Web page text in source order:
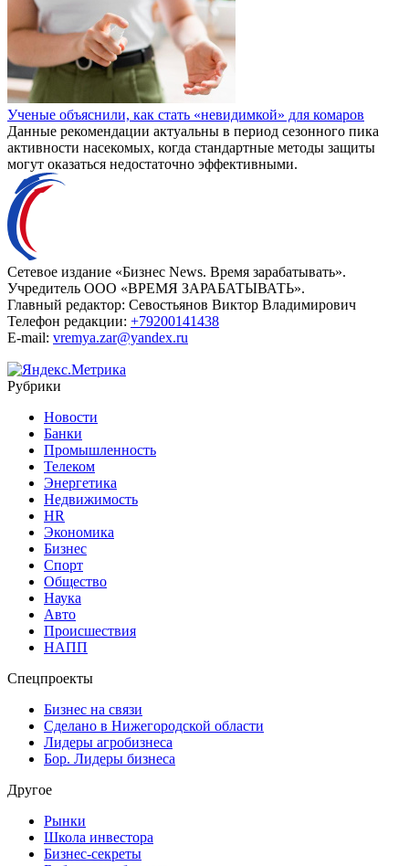
Ученые объяснили, как стать «невидимкой» для комаров
Данные рекомендации актуальны в период сезонного пика
активности насекомых, когда стандартные методы защиты
могут оказаться недостаточно эффективными.
Сетевое издание «Бизнес News. Время зарабатывать».
Учредитель ООО «ВРЕМЯ ЗАРАБАТЫВАТЬ».
Главный редактор: Севостьянов Виктор Владимирович
Телефон редакции: +79200141438
E-mail: vremya.zar@yandex.ru
Рубрики
Новости
Банки
Промышленность
Телеком
Энергетика
Недвижимость
HR
Экономика
Бизнес
Спорт
Общество
Наука
Авто
Происшествия
НАПП
Спецпроекты
Бизнес на связи
Сделано в Нижегородской области
Лидеры агробизнеса
Бор. Лидеры бизнеса
Другое
Рынки
Школа инвестора
Бизнес-секреты